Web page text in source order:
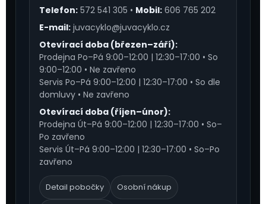
Telefon: 572 541 305 • Mobil: 606 765 202
E-mail: juvacyklo@juvacyklo.cz
Otevírací doba (březen–září):
Prodejna Po–Pá 9:00–12:00 | 12:30–17:00 • So
9:00–12:00 • Ne zavřeno
Servis Po–Pá 9:00–12:00 | 12:30–17:00 • So dle
domluvy • Ne zavřeno
Otevírací doba (říjen–únor):
Prodejna Út–Pá 9:00–12:00 | 12:30–17:00 • So–
Po zavřeno
Servis Út–Pá 9:00–12:00 | 12:30–17:00 • So–Po
zavřeno
Detail pobočky Osobní nákup